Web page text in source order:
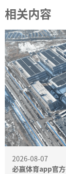
相关内容
2026-08-07
必赢体育app官